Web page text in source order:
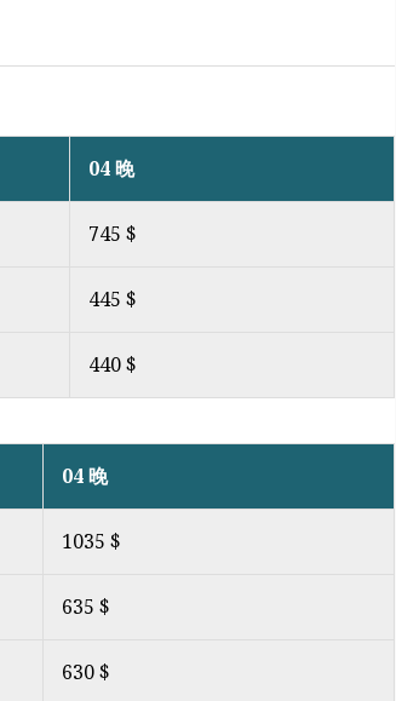
04 晚
745 $
445 $
440 $
04 晚
1035 $
635 $
630 $